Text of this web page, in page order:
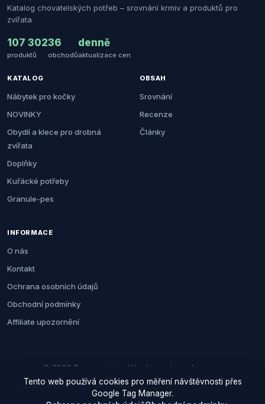
Katalog chovatelských potřeb – srovnání krmiv a produktů pro
zvířata
107 302
produktů
36
obchodů
denně
aktualizace cen
KATALOG
Nábytek pro kočky
NOVINKY
Obydlí a klece pro drobná
zvířata
Doplňky
Kuřácké potřeby
Granule-pes
OBSAH
Srovnání
Recenze
Články
INFORMACE
O nás
Kontakt
Ochrana osobních údajů
Obchodní podmínky
Affiliate upozornění
© 2026 Zemezvirat.cz. Všechna práva vyhrazena.
Za nákup přes naše odkazy můžeme získat provizi. Cenu pro vás to
neovlivní.
Tento web používá cookies pro měření návštěvnosti přes
Google Tag Manager.